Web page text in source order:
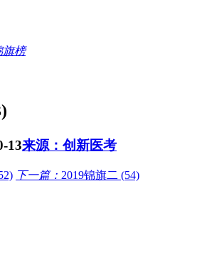
旗榜
13来源：创新医考
下一篇： 2019锦旗二 (54)